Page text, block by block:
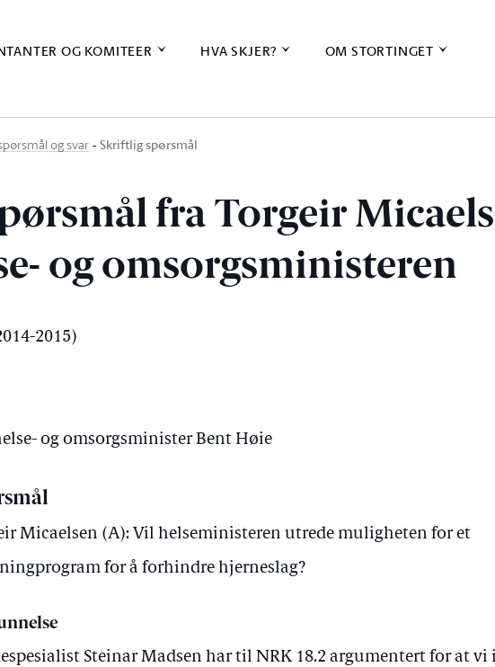
OG KOMITEER HVA SKJER? OM STORTINGET
og svar Skriftlig spørsmål
fra Torgeir
og omsorgsministeren
2015)
og omsorgsminister Bent Høie
Micaelsen (A): Vil helseministeren utrede muligheten for et
for å forhindre hjerneslag?
Steinar Madsen har til NRK 18.2 argumentert for at vi